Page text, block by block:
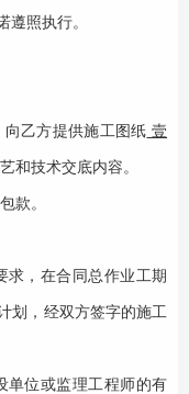
遵照执行。
向乙方提供施工图纸 壹
和技术交底内容。
款。
求，在合同总作业工期
划，经双方签字的施工
单位或监理工程师的有